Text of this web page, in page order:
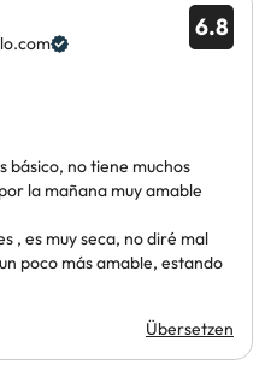
6.8
básico, no tiene muchos
la mañana muy amable
, es muy seca, no diré mal
poco más amable, estando
Übersetzen